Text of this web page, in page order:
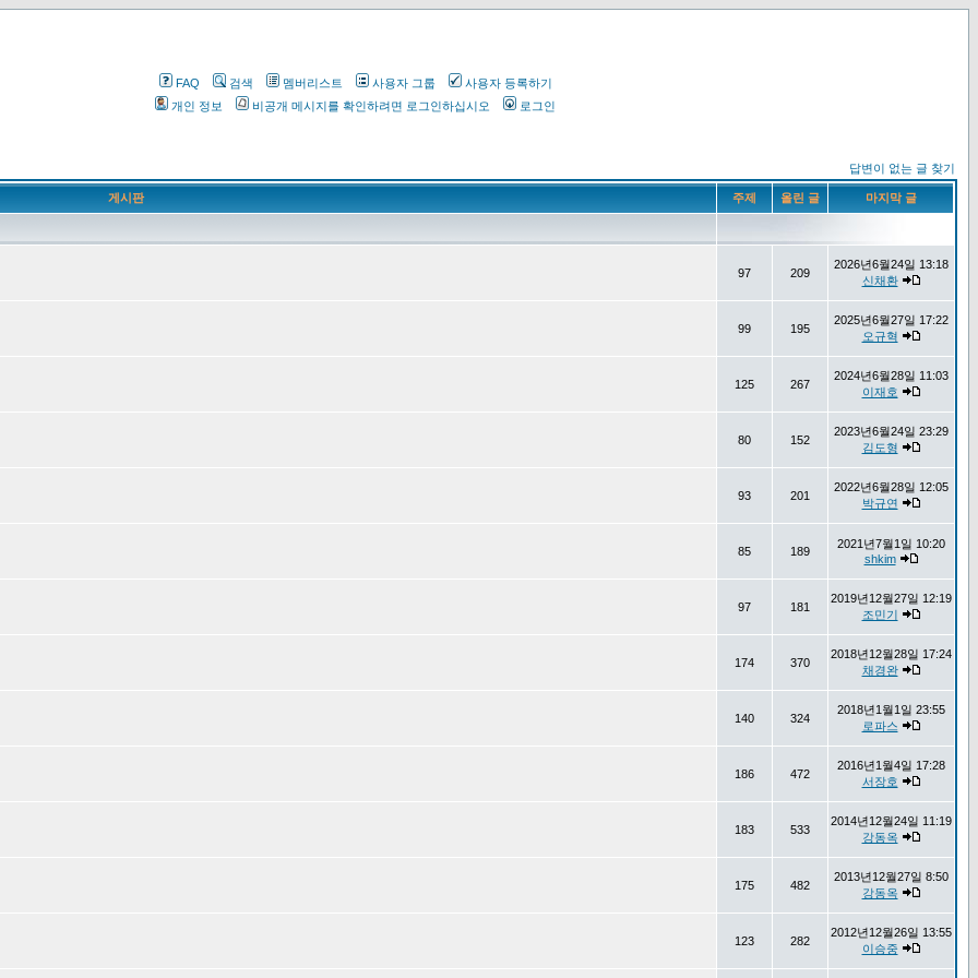
FAQ 검색 멤버리스트 사용자 그룹
사용자 등록하기
개인 정보
비공개 메시지를 확인하려면 로그인하십시오 로그인
답변이 없는 글 찾기
게시판 주제 올린 글 마지막 글
97 209
2026년6월24일 13:18
신채환
99 195
2025년6월27일 17:22
오규혁
125 267
2024년6월28일 11:03
이재호
80 152
2023년6월24일 23:29
김도형
93 201
2022년6월28일 12:05
박규연
85 189
2021년7월1일 10:20
shkim
97 181
2019년12월27일 12:19
조민기
174 370
2018년12월28일 17:24
채경완
140 324
2018년1월1일 23:55
로파스
186 472
2016년1월4일 17:28
서장호
183 533
2014년12월24일 11:19
강동옥
175 482
2013년12월27일 8:50
강동옥
123 282
2012년12월26일 13:55
이승중